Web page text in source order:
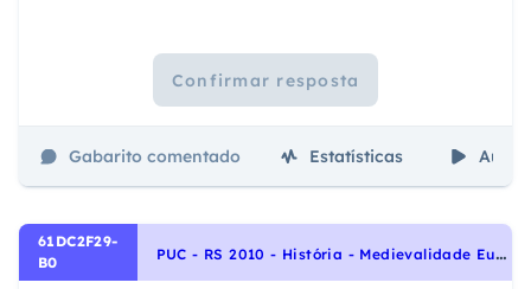
Confirmar resposta
Gabarito comentado Estatísticas Aulas
61DC2F29-
B0
P
UC - RS 2010 - História - Medievalidade Europeia, História Geral, Renascimento Científico, Artístico e Cultural